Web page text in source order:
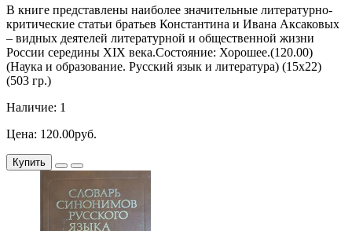
В книге представлены наиболее значительные литературно-
критические статьи братьев Константина и Ивана Аксаковых
– видных деятелей литературной и общественной жизни
России середины XIX века.Состояние: Хорошее.(120.00)
(Наука и образование. Русский язык и литература) (15х22)
(503 гр.)
Наличие: 1
Цена: 120.00руб.
Купить